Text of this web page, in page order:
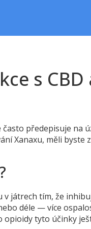
s
předepisuje na
Xanaxu, měli
játrech tím, že
déle — více
opioidy tyto účinky